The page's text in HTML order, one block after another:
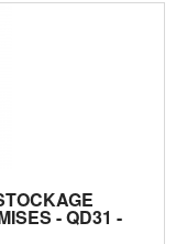
- QD31 -